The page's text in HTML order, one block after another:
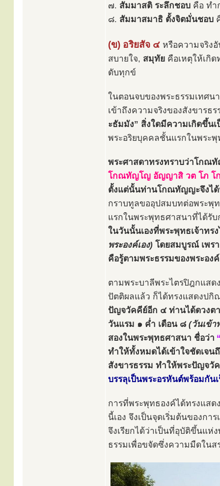
๗. สัมมาสติ ระลึกชอบ คือ ทำ
๘. สัมมาสมาธิ ตั้งจิตมั่นชอบ
(ข) อริยสัจ ๔ หรือความจริง
สบายใจ, สมุทัย คือเหตุให้เกิ
ดับทุกข์
ในตอนจบของพระธรรมเทศ
เข้าถึงความจริงของสังขารธ
ะธัมมัง” สิ่งใดมีความเกิดขึ้น
พระอริยบุคคลชั้นแรกในพระ
พระศาสดาทรงทราบว่าโกณ
โกณทัญโญ อัญญาสิ วต โภ โ
ตั้งแต่นั้นท่านโกณทัญญะจึงไ
กราบทูลขออุปสมบทต่อพระพุ
แรกในพระพุทธศาสนาที่ได้รั
ในวันนั้นเองที่พระพุทธเจ้าท
พระองค์เอง) โดยสมบูรณ์ เพร
คือรู้ตามพระธรรมของพระอง
ตามพระบาลีพระไตรปิฎกแส
ปัตติผลแล้ว ก็ได้ทรงแสดงป
ปัญจวัคคีย์อีก ๔ ท่านได้ดวงต
วันแรม ๑ ค่ำ เดือน ๘ (วันเข้า
สองในพระพุทธศาสนา ชื่อว่า
ทำให้ทั้งหมดได้เข้าใจชัดเจ
สังขารธรรม ทำให้พระปัญจวั
บรรลุเป็นพระอรหันต์พร้อมกัน
การที่พระพุทธองค์ได้ทรงแส
นี้เอง จึงเป็นจุดเริ่มต้นของก
จึงเรียกได้ว่าเป็นที่อุบัติขึ้นแห่
ธรรมเพื่อขจัดซึ่งความมืดในส